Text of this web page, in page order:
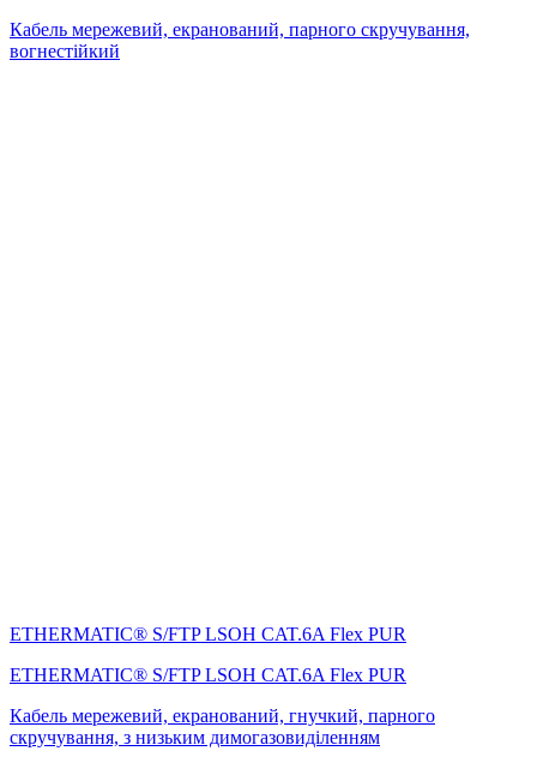
Кабель мережевий, екранований, парного скручування,
вогнестійкий
ETHERMATIC® S/FTP LSOH CAT.6A Flex PUR
ETHERMATIC® S/FTP LSOH CAT.6A Flex PUR
Кабель мережевий, екранований, гнучкий, парного
скручування, з низьким димогазовиділенням